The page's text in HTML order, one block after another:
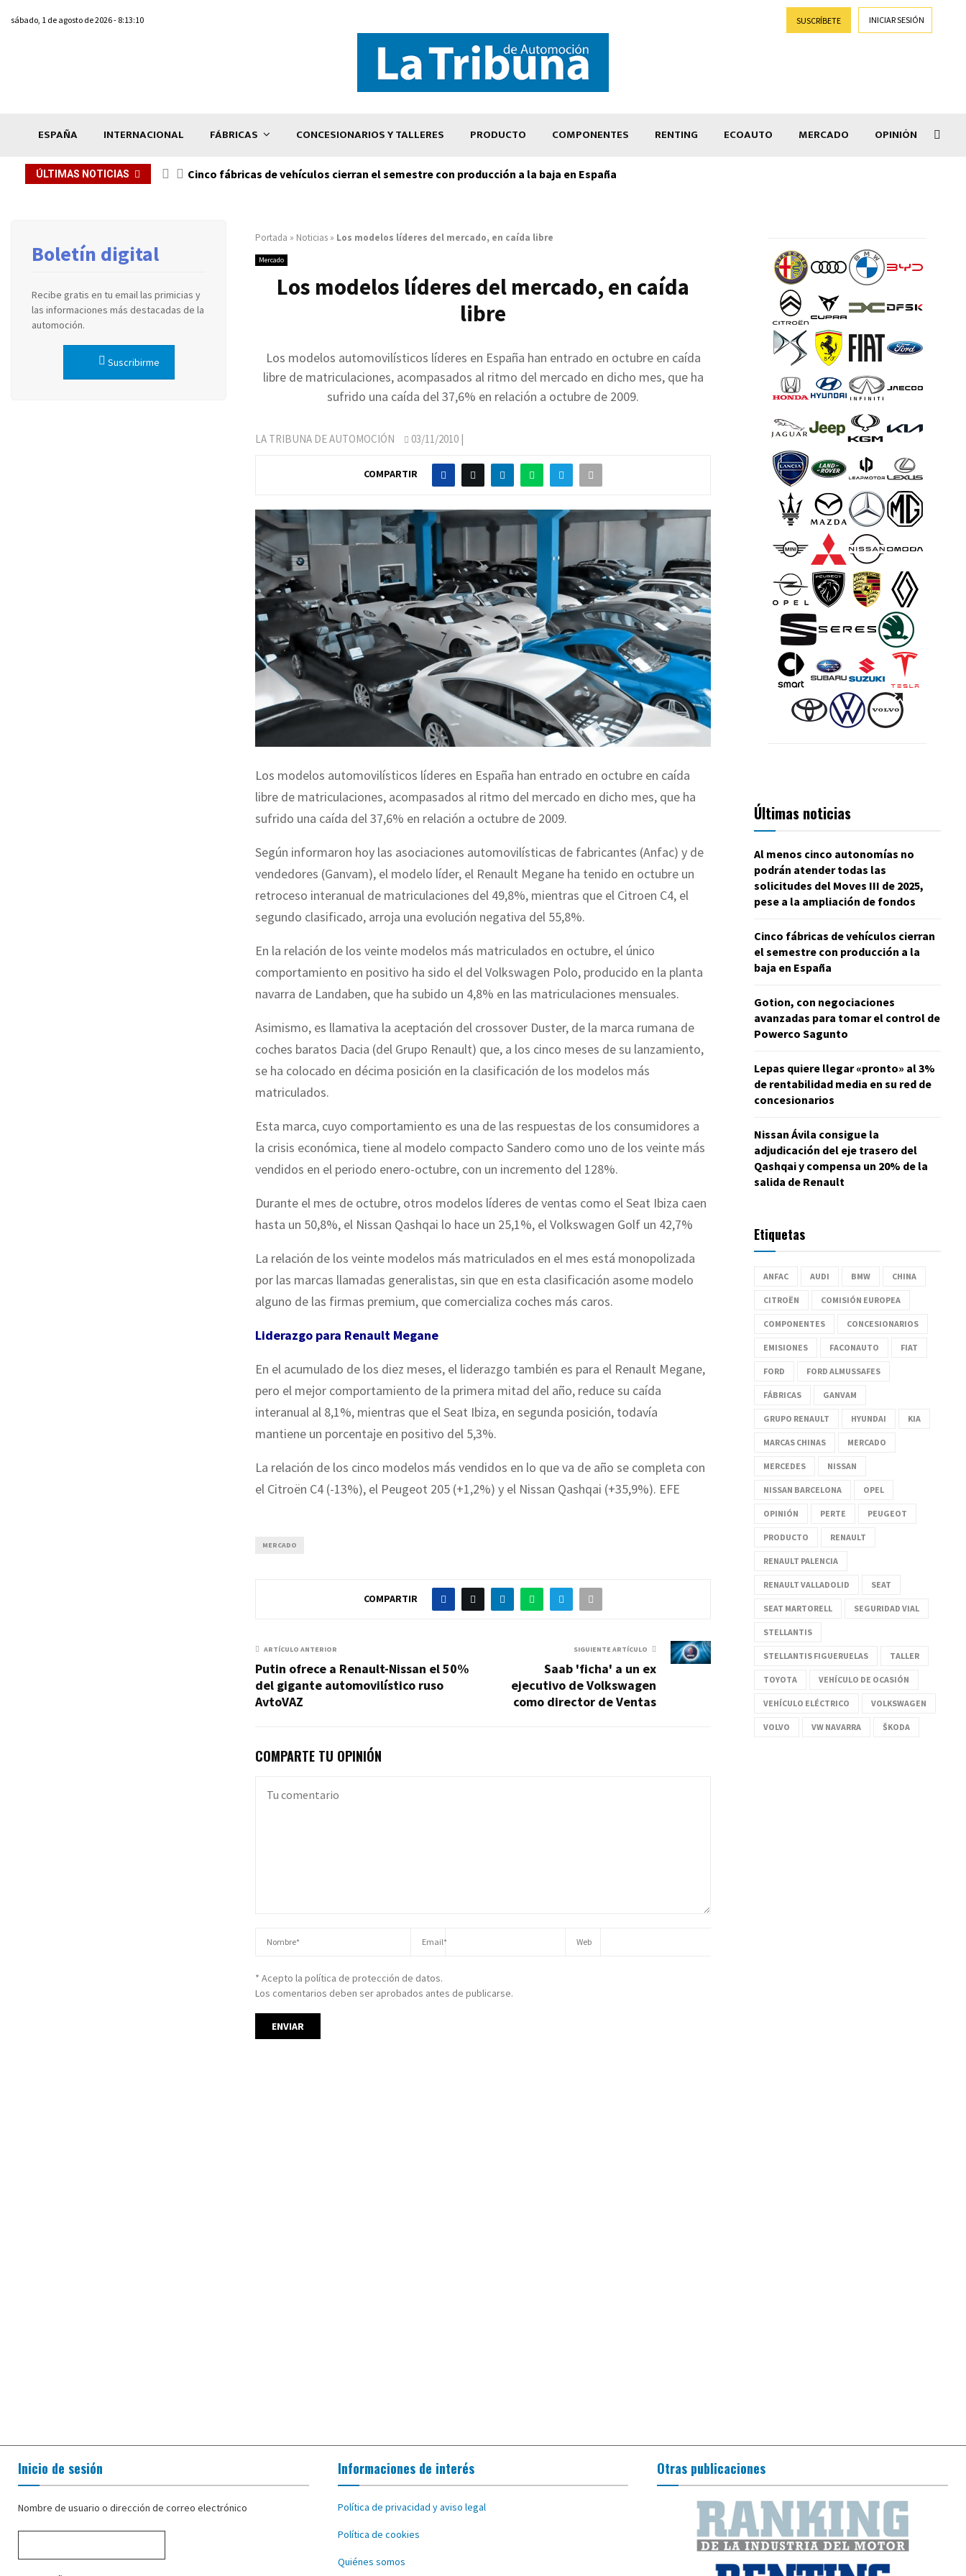
sábado, 1 de agosto de 2026 - 8:13:10 SUSCRÍBETE INICIAR SESIÓN
ESPAÑA INTERNACIONAL FÁBRICAS CONCESIONARIOS Y TALLERES PRODUCTO COMPONENTES RENTING ECOAUTO MERCADO OPINIÓN
ÚLTIMAS NOTICIAS Cinco fábricas de vehículos cierran el semestre con producción a la baja en España
Portada » Noticias » Los modelos líderes del mercado, en caída libre
Mercado
Los modelos líderes del mercado, en caída
libre
Los modelos automovilísticos líderes en España han entrado en octubre en caída
libre de matriculaciones, acompasados al ritmo del mercado en dicho mes, que ha
sufrido una caída del 37,6% en relación a octubre de 2009.
LA TRIBUNA DE AUTOMOCIÓN 03/11/2010 |
COMPARTIR
Los modelos automovilísticos líderes en España han entrado en octubre en caída
libre de matriculaciones, acompasados al ritmo del mercado en dicho mes, que ha
sufrido una caída del 37,6% en relación a octubre de 2009.
Según informaron hoy las asociaciones automovilísticas de fabricantes (Anfac) y de
vendedores (Ganvam), el modelo líder, el Renault Megane ha tenido en octubre un
retroceso interanual de matriculaciones del 49,8%, mientras que el Citroen C4, el
segundo clasificado, arroja una evolución negativa del 55,8%.
En la relación de los veinte modelos más matriculados en octubre, el único
comportamiento en positivo ha sido el del Volkswagen Polo, producido en la planta
navarra de Landaben, que ha subido un 4,8% en las matriculaciones mensuales.
Asimismo, es llamativa la aceptación del crossover Duster, de la marca rumana de
coches baratos Dacia (del Grupo Renault) que, a los cinco meses de su lanzamiento,
se ha colocado en décima posición en la clasificación de los modelos más
matriculados.
Esta marca, cuyo comportamiento es una de las respuestas de los consumidores a
la crisis económica, tiene al modelo compacto Sandero como uno de los veinte más
vendidos en el periodo enero-octubre, con un incremento del 128%.
Durante el mes de octubre, otros modelos líderes de ventas como el Seat Ibiza caen
hasta un 50,8%, el Nissan Qashqai lo hace un 25,1%, el Volkswagen Golf un 42,7%
La relación de los veinte modelos más matriculados en el mes está monopolizada
por las marcas llamadas generalistas, sin que en esta clasificación asome modelo
alguno de las firmas premium, que comercializa coches más caros.
Liderazgo para Renault Megane
En el acumulado de los diez meses, el liderazgo también es para el Renault Megane,
pero el mejor comportamiento de la primera mitad del año, reduce su caída
interanual al 8,1%, mientras que el Seat Ibiza, en segunda posición, todavía
mantiene un porcentaje en positivo del 5,3%.
La relación de los cinco modelos más vendidos en lo que va de año se completa con
el Citroën C4 (-13%), el Peugeot 205 (+1,2%) y el Nissan Qashqai (+35,9%). EFE
MERCADO
COMPARTIR
ARTÍCULO ANTERIOR
Putin ofrece a Renault-Nissan el 50%
del gigante automovilístico ruso
AvtoVAZ
SIGUIENTE ARTÍCULO
Saab 'ficha' a un ex
ejecutivo de Volkswagen
como director de Ventas
COMPARTE TU OPINIÓN
* Acepto la política de protección de datos.
Los comentarios deben ser aprobados antes de publicarse.
Boletín digital
Recibe gratis en tu email las primicias y
las informaciones más destacadas de la
automoción.
Suscribirme
Últimas noticias
Al menos cinco autonomías no
podrán atender todas las
solicitudes del Moves III de 2025,
pese a la ampliación de fondos
Cinco fábricas de vehículos cierran
el semestre con producción a la
baja en España
Gotion, con negociaciones
avanzadas para tomar el control de
Powerco Sagunto
Lepas quiere llegar «pronto» al 3%
de rentabilidad media en su red de
concesionarios
Nissan Ávila consigue la
adjudicación del eje trasero del
Qashqai y compensa un 20% de la
salida de Renault
Etiquetas
ANFAC AUDI BMW CHINA
CITROËN COMISIÓN EUROPEA
COMPONENTES CONCESIONARIOS
EMISIONES FACONAUTO FIAT
FORD FORD ALMUSSAFES
FÁBRICAS GANVAM
GRUPO RENAULT HYUNDAI KIA
MARCAS CHINAS MERCADO
MERCEDES NISSAN
NISSAN BARCELONA OPEL
OPINIÓN PERTE PEUGEOT
PRODUCTO RENAULT
RENAULT PALENCIA
RENAULT VALLADOLID SEAT
SEAT MARTORELL SEGURIDAD VIAL
STELLANTIS
STELLANTIS FIGUERUELAS TALLER
TOYOTA VEHÍCULO DE OCASIÓN
VEHÍCULO ELÉCTRICO VOLKSWAGEN
VOLVO VW NAVARRA ŠKODA
Inicio de sesión
Nombre de usuario o dirección de correo electrónico
Informaciones de interés
Política de privacidad y aviso legal
Política de cookies
Quiénes somos
Otras publicaciones